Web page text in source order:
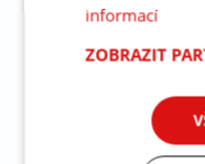
Na základě plné
za Vás. Na Vás
administrativu s
prohlídky
informací
ZOBRAZIT